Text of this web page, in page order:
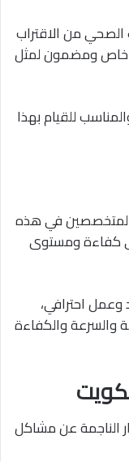
من الاقتراب
خاص ومضمون لمثل
للقيام بهذا
في هذه
كفاءة ومستوى
وعمل احترافي،
والسرعة والكفاءة
الناجمة عن مشاكل